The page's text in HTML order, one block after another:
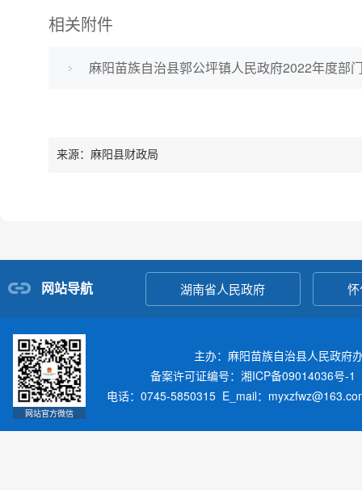
相关附件
麻阳苗族自治县郭公坪镇人民政府2022年度部
来源：麻阳县财政局
网站导航 湖南省人民政府
网站官方微信
主办：麻阳苗族自治县人民政
备案许可证编号：湘ICP备09014036号-1
电话：0745-5850315 E_mail：